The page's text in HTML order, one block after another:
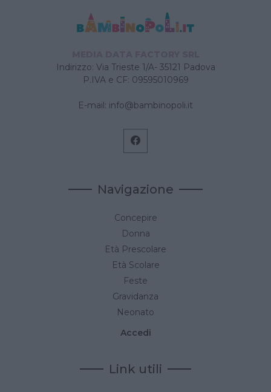
Indirizzo: Via Trieste 1/A- 35121 Padova
P.IVA e CF: 09595010969
E-mail: info@bambinopoli.it
Navigazione
Concepire
Donna
Età Prescolare
Età Scolare
Feste
Gravidanza
Neonato
Accedi
Link utili